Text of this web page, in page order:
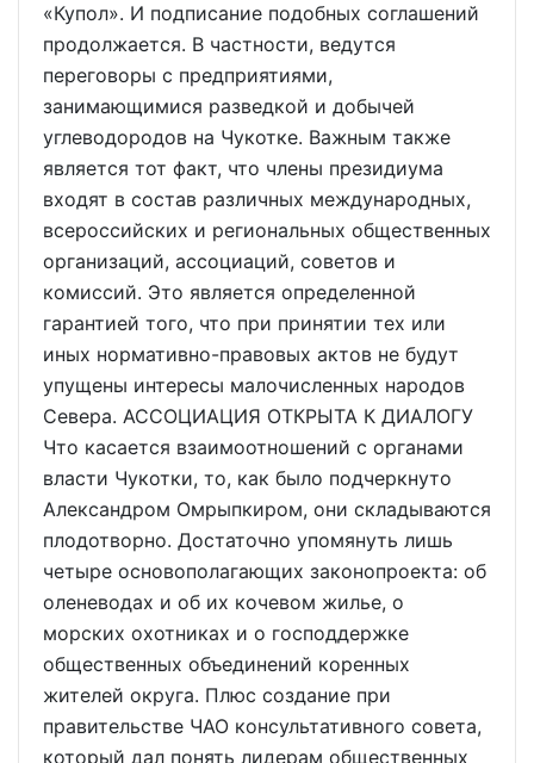
«Купол». И подписание подобных соглашений
продолжается. В частности, ведутся
переговоры с предприятиями,
занимающимися разведкой и добычей
углеводородов на Чукотке. Важным также
является тот факт, что члены президиума
входят в состав различных международных,
всероссийских и региональных общественных
организаций, ассоциаций, советов и
комиссий. Это является определенной
гарантией того, что при принятии тех или
иных нормативно-правовых актов не будут
упущены интересы малочисленных народов
Севера. АССОЦИАЦИЯ ОТКРЫТА К ДИАЛОГУ
Что касается взаимоотношений с органами
власти Чукотки, то, как было подчеркнуто
Александром Омрыпкиром, они складываются
плодотворно. Достаточно упомянуть лишь
четыре основополагающих законопроекта: об
оленеводах и об их кочевом жилье, о
морских охотниках и о господдержке
общественных объединений коренных
жителей округа. Плюс создание при
правительстве ЧАО консультативного совета,
который дал понять лидерам общественных